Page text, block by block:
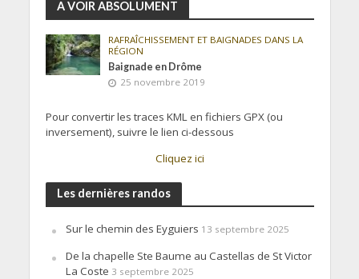
A VOIR ABSOLUMENT
RAFRAÎCHISSEMENT ET BAIGNADES DANS LA
RÉGION
Baignade en Drôme
25 novembre 2019
Pour convertir les traces KML en fichiers GPX (ou
inversement), suivre le lien ci-dessous
Cliquez ici
Les dernières randos
Sur le chemin des Eyguiers 13 septembre 2025
De la chapelle Ste Baume au Castellas de St Victor
La Coste 3 septembre 2025